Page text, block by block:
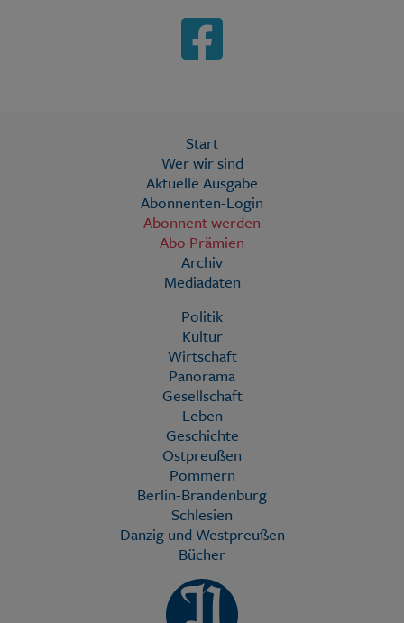
Start
Wer wir sind
Aktuelle Ausgabe
Abonnenten-Login
Abonnent werden
Abo Prämien
Archiv
Mediadaten
Politik
Kultur
Wirtschaft
Panorama
Gesellschaft
Leben
Geschichte
Ostpreußen
Pommern
Berlin-Brandenburg
Schlesien
Danzig und Westpreußen
Bücher